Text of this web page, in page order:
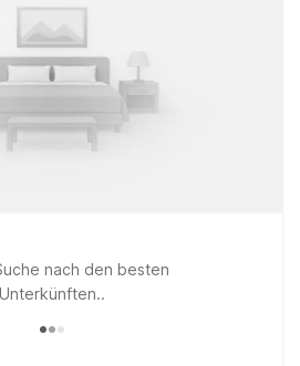
nach den besten
Unterkünften..